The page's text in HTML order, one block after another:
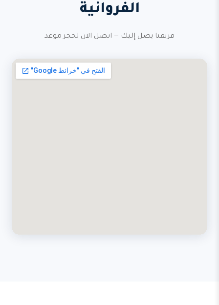
الفروانية
فريقنا يصل إليك — اتصل الآن لحجز موعد